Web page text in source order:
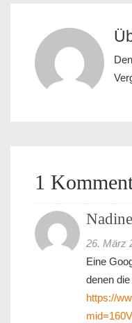
1
26. März
Eine
denen
https://